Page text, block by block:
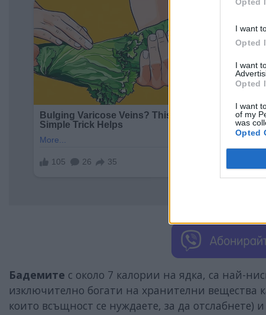
I want
Opted
I want
Opted
I want
of my
was
Opted
Бадемите с около 7 калории на ядка, са най-
изключително богати на хранителни вещества
които всъщност се нуждаете, за да отслабнете)